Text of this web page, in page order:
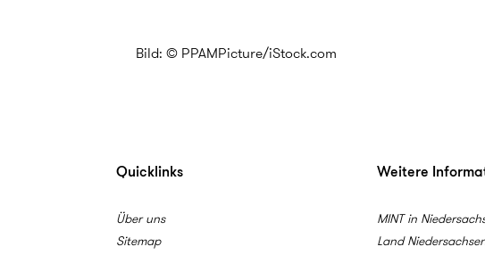
Bild: © PPAMPicture/iStock.com
Quicklinks
Über uns
Sitemap
Weitere
MINT in
Land